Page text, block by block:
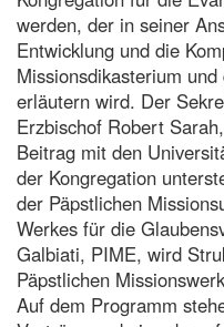
werden, der in seiner
Entwicklung und die
Missionsdikasterium
erläutern wird. Der
Erzbischof Robert
Beitrag mit den
der Kongregation
der Päpstlichen
Werkes für die
Galbiati, PIME, wird
Päpstlichen
Auf dem Programm